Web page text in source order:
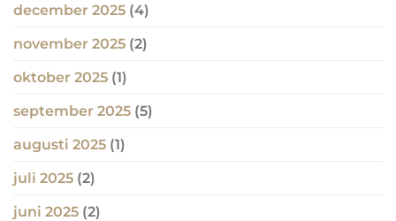
december 2025 (4)
november 2025 (2)
oktober 2025 (1)
september 2025 (5)
augusti 2025 (1)
juli 2025 (2)
juni 2025 (2)